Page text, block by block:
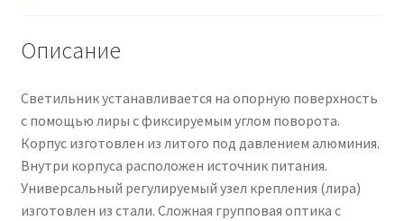
Описание
Светильник устанавливается на опорную поверхность
с помощью лиры с фиксируемым углом поворота.
Корпус изготовлен из литого под давлением алюминия.
Внутри корпуса расположен источник питания.
Универсальный регулируемый узел крепления (лира)
изготовлен из стали. Сложная групповая оптика с